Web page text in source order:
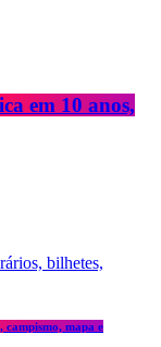
em 10 anos,
campismo, mapa e